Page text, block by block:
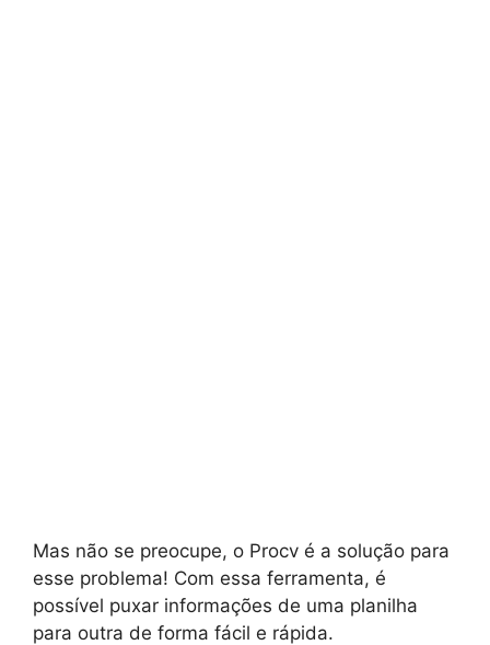
Mas não se preocupe, o Procv é a solução para
esse problema! Com essa ferramenta, é
possível puxar informações de uma planilha
para outra de forma fácil e rápida.